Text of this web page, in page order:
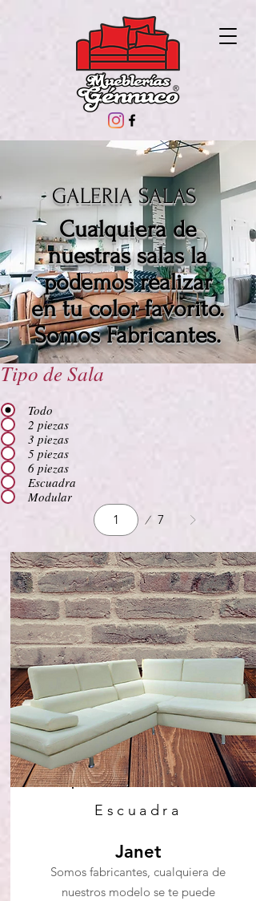
GALERIA SALAS
Cualquiera de
nuestras salas la
podemos realizar
en tu color favorito.
Somos Fabricantes.
Tipo de Sala
Todo
2 piezas
3 piezas
5 piezas
6 piezas
Escuadra
Modular
7
Página
Escuadra
Janet
Somos fabricantes, cualquiera de
nuestros modelo se te puede